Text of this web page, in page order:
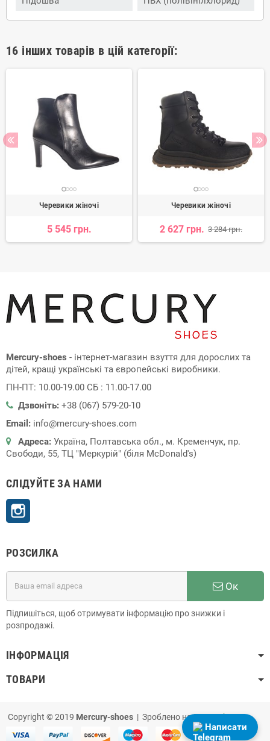
16 інших товарів в цій категорії:
Черевики жіночі
5 545 грн.
Черевики жіночі
2 627 грн. 3 284 грн.
Mercury-shoes - інтернет-магазин взуття для дорослих та
дітей, кращі українські та європейські виробники.
ПН-ПТ: 10.00-19.00 СБ : 11.00-17.00
Дзвоніть: +38 (067) 579-20-10
Email: info@mercury-shoes.com
Адреса: Україна, Полтавська обл., м. Кременчук, пр.
Свободи, 55, ТЦ "Меркурій" (біля McDonald's)
СЛІДУЙТЕ ЗА НАМИ
РОЗСИЛКА
Ок
Підпишіться, щоб отримувати інформацію про знижки і
розпродажі.
ІНФОРМАЦІЯ
ТОВАРИ
Copyright © 2019 Mercury-shoes | Зроблено наPrestaShop
Написати